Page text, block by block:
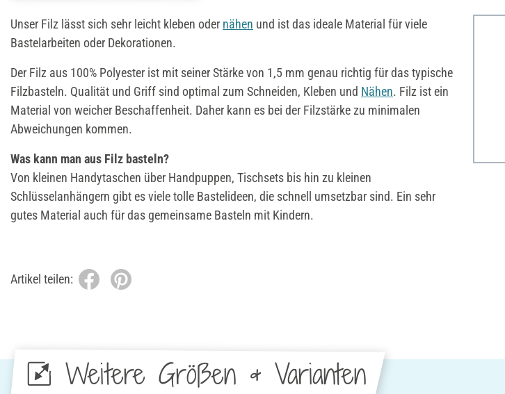
Unser Filz lässt sich sehr leicht kleben oder nähen und ist das ideale Material für viele
Bastelarbeiten oder Dekorationen.
Der Filz aus 100% Polyester ist mit seiner Stärke von 1,5 mm genau richtig für das typische
Filzbasteln. Qualität und Griff sind optimal zum Schneiden, Kleben und Nähen. Filz ist ein
Material von weicher Beschaffenheit. Daher kann es bei der Filzstärke zu minimalen
Abweichungen kommen.
Was kann man aus Filz basteln?
Von kleinen Handytaschen über Handpuppen, Tischsets bis hin zu kleinen
Schlüsselanhängern gibt es viele tolle Bastelideen, die schnell umsetzbar sind. Ein sehr
gutes Material auch für das gemeinsame Basteln mit Kindern.
Artikel teilen:
Weitere Größen & Varianten